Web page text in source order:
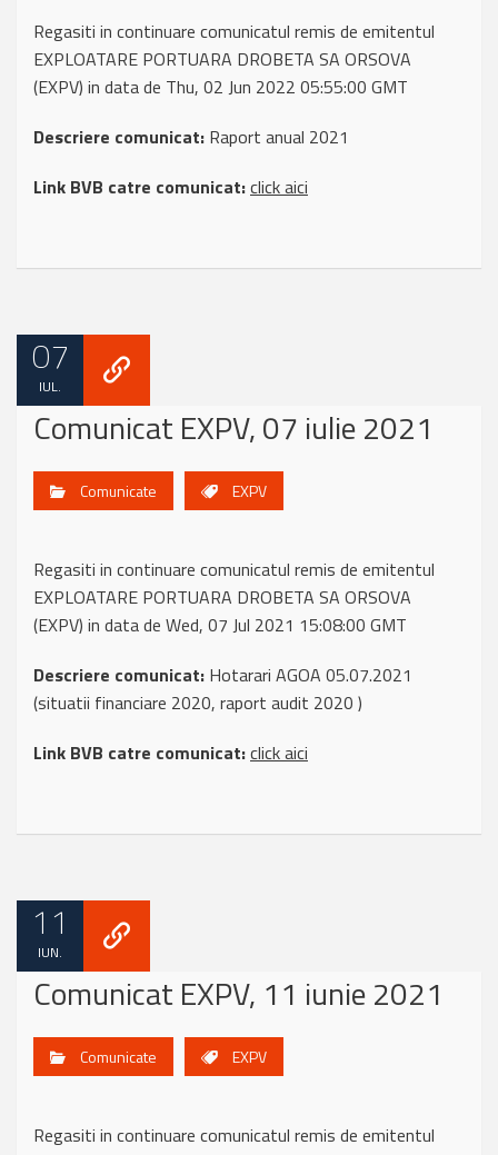
Regasiti in continuare comunicatul remis de emitentul
EXPLOATARE PORTUARA DROBETA SA ORSOVA
(EXPV) in data de Thu, 02 Jun 2022 05:55:00 GMT
Descriere comunicat: Raport anual 2021
Link BVB catre comunicat:click aici
07
IUL.
Comunicat EXPV, 07 iulie 2021
Comunicate EXPV
Regasiti in continuare comunicatul remis de emitentul
EXPLOATARE PORTUARA DROBETA SA ORSOVA
(EXPV) in data de Wed, 07 Jul 2021 15:08:00 GMT
Descriere comunicat: Hotarari AGOA 05.07.2021
(situatii financiare 2020, raport audit 2020 )
Link BVB catre comunicat:click aici
11
IUN.
Comunicat EXPV, 11 iunie 2021
Comunicate EXPV
Regasiti in continuare comunicatul remis de emitentul